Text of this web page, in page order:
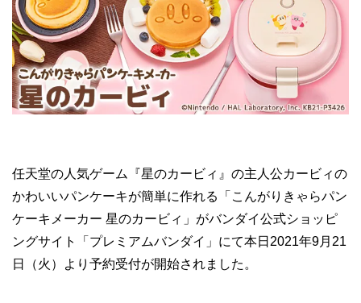
任天堂の人気ゲーム『星のカービィ』の主人公カービィの
かわいいパンケーキが簡単に作れる「こんがりきゃらパン
ケーキメーカー 星のカービィ」がバンダイ公式ショッピ
ングサイト「プレミアムバンダイ」にて本日2021年9月21
日（火）より予約受付が開始されました。